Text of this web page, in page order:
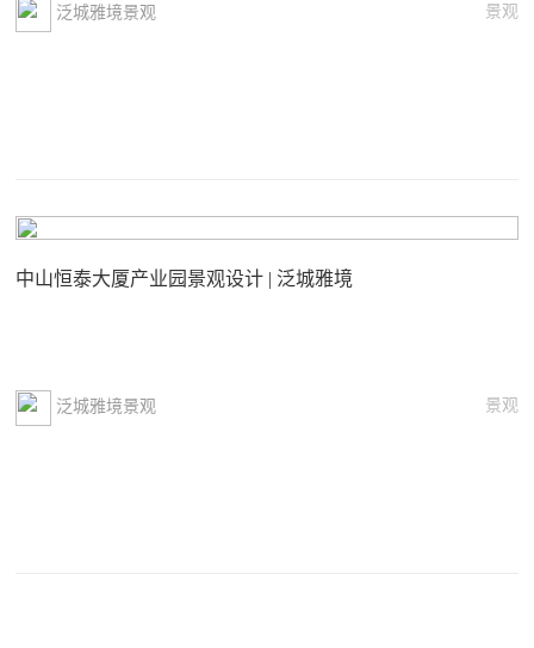
泛城雅境景观 景观
中山恒泰大厦产业园景观设计 | 泛城雅境
泛城雅境景观 景观